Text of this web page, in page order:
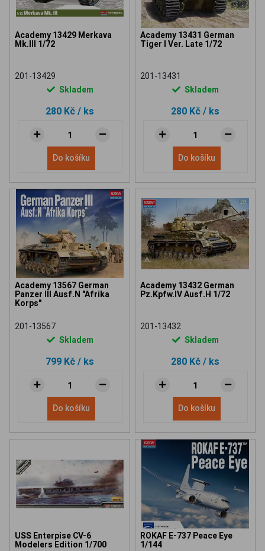
Academy 13429 Merkava
Mk.III 1/72
201-13429
Skladem
280 Kč / ks
Do košíku
Academy 13431 German
Tiger I Ver. Late 1/72
201-13431
Skladem
280 Kč / ks
Do košíku
Academy 13567 German
Panzer III Ausf.N "Afrika
Korps"
201-13567
Skladem
799 Kč / ks
Do košíku
Academy 13432 German
Pz.Kpfw.IV Ausf.H 1/72
201-13432
Skladem
280 Kč / ks
Do košíku
USS Enterpise CV-6
Modelers Edition 1/700
ROKAF E-737 Peace Eye
1/144